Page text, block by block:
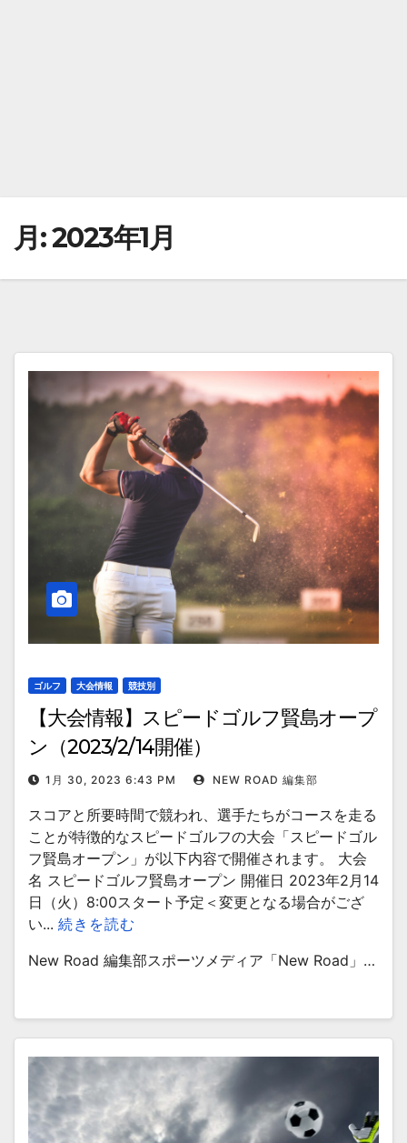
月:2023年1月
ゴルフ 大会情報 競技別
【大会情報】スピードゴルフ賢島オープ
ン（2023/2/14開催）
1月 30, 2023 6:43 PM NEW ROAD 編集部
スコアと所要時間で競われ、選手たちがコースを走る
ことが特徴的なスピードゴルフの大会「スピードゴル
フ賢島オープン」が以下内容で開催されます。 大会
名 スピードゴルフ賢島オープン 開催日 2023年2月14
日（火）8:00スタート予定＜変更となる場合がござ
い... 続きを読む
New Road 編集部スポーツメディア「New Road」…